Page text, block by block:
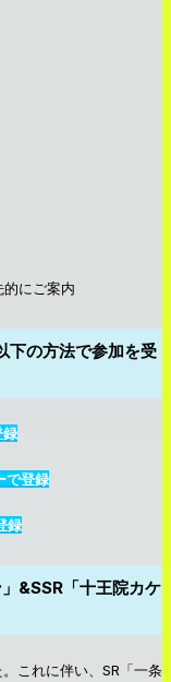
的にご案内
下の方法で参加を受
録
で登録
録
&SSR「十王院カケ
これに伴い、SR「一条